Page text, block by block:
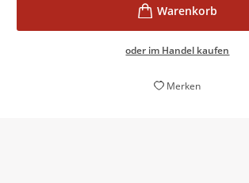
oder im Handel kaufen
Merken